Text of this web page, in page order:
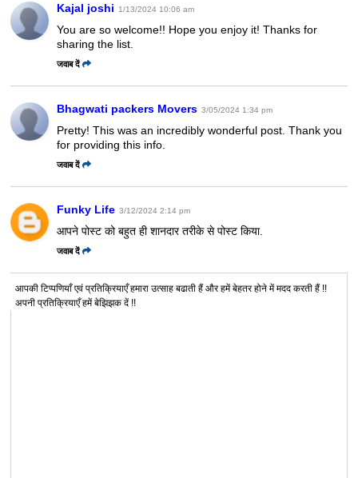
Kajal joshi 1/13/2024 10:06 am
You are so welcome!! Hope you enjoy it! Thanks for
sharing the list.
जवाब दें
Bhagwati packers Movers 3/05/2024 1:34 pm
Pretty! This was an incredibly wonderful post. Thank you
for providing this info.
जवाब दें
Funky Life 3/12/2024 2:14 pm
आपने पोस्ट को बहुत ही शानदार तरीके से पोस्ट किया.
जवाब दें
आपकी टिप्पणियाँ एवं प्रतिक्रियाएँ हमारा उत्साह बढाती हैं और हमें बेहतर होने में मदद करती हैं !!
अपनी प्रतिक्रियाएँ हमें बेझिझक दें !!